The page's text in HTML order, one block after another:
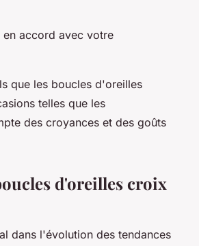
en accord avec votre
que les boucles d'oreilles
telles que les
des croyances et des goûts
d'oreilles croix
dans l'évolution des tendances